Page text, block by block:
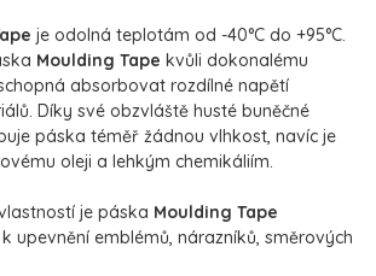
je odolná teplotám od -40°C do +95°C.
Moulding Tape kvůli dokonalému
absorbovat rozdílné napětí
Díky své obzvláště husté buněčné
páska téměř žádnou vlhkost, navíc je
oleji a lehkým chemikáliím.
je páska Moulding Tape
upevnění emblémů, nárazníků, směrových